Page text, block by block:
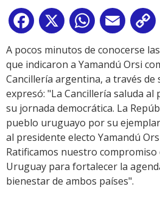
Facebook
X WhatsApp
Email
A pocos minutos de conocerse
que indicaron a Yamandú Orsi
Cancillería argentina, a través de
expresó: "La Cancillería saluda
su jornada democrática. La
pueblo uruguayo por su
al presidente electo Yamandú
Ratificamos nuestro
Uruguay para fortalecer la
bienestar de ambos países".